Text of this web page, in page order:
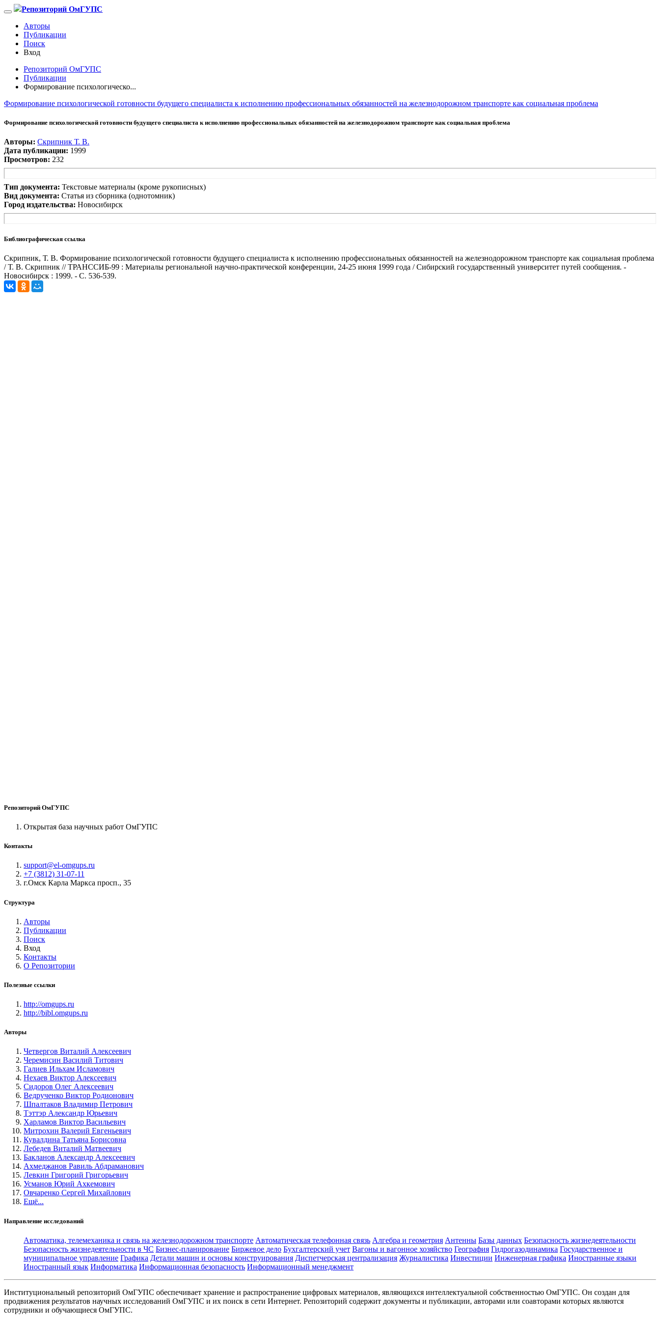
Репозиторий ОмГУПС
Авторы
Публикации
Поиск
Вход
Репозиторий ОмГУПС
Публикации
Формирование психологическо...
Формирование психологической готовности будущего специалиста к исполнению профессиональных обязанностей на железнодорожном транспорте как социальная проблема
Формирование психологической готовности будущего специалиста к исполнению профессиональных обязанностей на железнодорожном транспорте как социальная проблема
Авторы: Скрипник Т. В.
Дата публикации: 1999
Просмотров: 232
Тип документа: Текстовые материалы (кроме рукописных)
Вид документа: Статья из сборника (однотомник)
Город издательства: Новосибирск
Библиографическая ссылка
Скрипник, Т. В. Формирование психологической готовности будущего специалиста к исполнению профессиональных обязанностей на железнодорожном транспорте как социальная проблема
/ Т. В. Скрипник // ТРАНССИБ-99 : Материалы региональной научно-практической конференции, 24-25 июня 1999 года / Сибирский государственный университет путей сообщения. -
Новосибирск : 1999. - С. 536-539.
Репозиторий ОмГУПС
Открытая база научных работ ОмГУПС
Контакты
support@el-omgups.ru
+7 (3812) 31-07-11
г.Омск Карла Маркса просп., 35
Структура
Авторы
Публикации
Поиск
Вход
Контакты
О Репозитории
Полезные ссылки
http://omgups.ru
http://bibl.omgups.ru
Авторы
Четвергов Виталий Алексеевич
Черемисин Василий Титович
Галиев Ильхам Исламович
Нехаев Виктор Алексеевич
Сидоров Олег Алексеевич
Ведрученко Виктор Родионович
Шпалтаков Владимир Петрович
Тэттэр Александр Юрьевич
Харламов Виктор Васильевич
Митрохин Валерий Евгеньевич
Кувалдина Татьяна Борисовна
Лебедев Виталий Матвеевич
Бакланов Александр Алексеевич
Ахмеджанов Равиль Абдраманович
Левкин Григорий Григорьевич
Усманов Юрий Ахкемович
Овчаренко Сергей Михайлович
Ещё...
Направление исследований
Автоматика, телемеханика и связь на железнодорожном транспорте Автоматическая телефонная связь Алгебра и геометрия Антенны Базы данных Безопасность жизнедеятельности
Безопасность жизнедеятельности в ЧС Бизнес-планирование Биржевое дело Бухгалтерский учет Вагоны и вагонное хозяйство География Гидрогазодинамика Государственное и
муниципальное управление Графика Детали машин и основы конструирования Диспетчерская централизация Журналистика Инвестиции Инженерная графика Иностранные языки
Иностранный язык Информатика Информационная безопасность Информационный менеджмент
Институциональный репозиторий ОмГУПС обеспечивает хранение и распространение цифровых материалов, являющихся интеллектуальной собственностью ОмГУПС. Он создан для
продвижения результатов научных исследований ОмГУПС и их поиск в сети Интернет. Репозиторий содержит документы и публикации, авторами или соавторами которых являются
сотрудники и обучающиеся ОмГУПС.